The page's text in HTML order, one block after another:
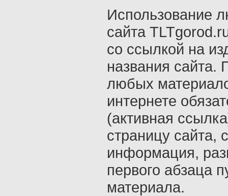
Использование
сайта
со ссылкой на
названия сайта.
любых
интернете
(активная
страницу сайта,
информация,
первого абзаца
материала.